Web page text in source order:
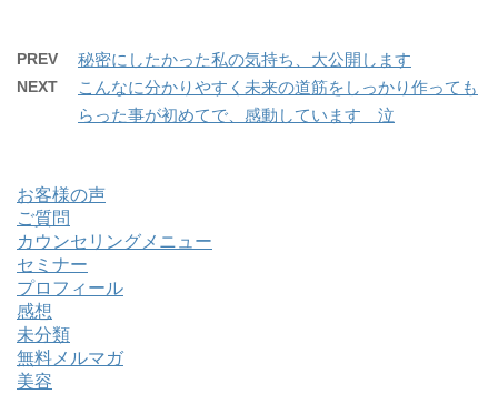
PREV 秘密にしたかった私の気持ち、大公開します
NEXT
こんなに分かりやすく未来の道筋をしっかり作っても
らった事が初めてで、感動しています 泣
お客様の声
ご質問
カウンセリングメニュー
セミナー
プロフィール
感想
未分類
無料メルマガ
美容